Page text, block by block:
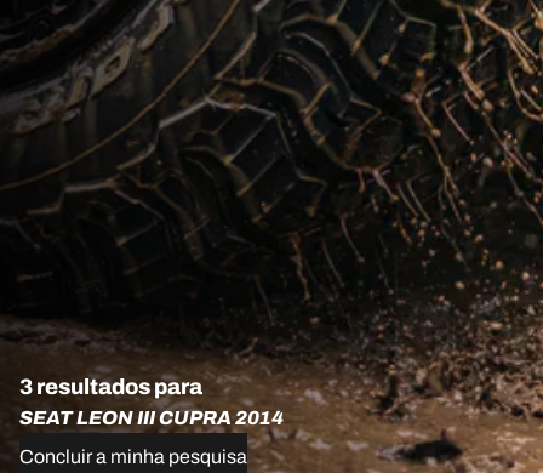
3 resultados para
SEAT LEON III CUPRA 2014
Concluir a minha pesquisa